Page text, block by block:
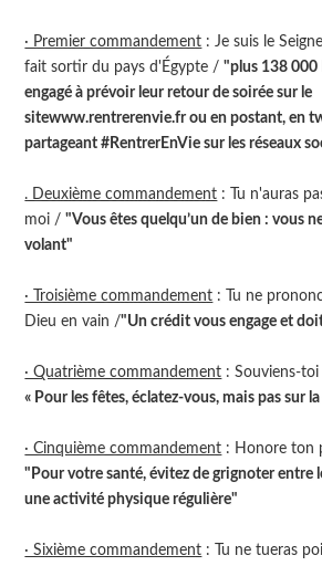
· Premier commandement : Je suis le
fait sortir du pays d'Égypte /"plus 138 000
engagé à prévoir leur retour de soirée sur le
sitewww.rentrerenvie.fr ou en postant, en
partageant #RentrerEnVie sur les réseaux
. Deuxième commandement : Tu n'auras
moi /"Vous êtes quelqu’un de bien : vous
volant"
· Troisième commandement : Tu ne
Dieu en vain /"Un crédit vous engage et
· Quatrième commandement : Souviens-
« Pour les fêtes, éclatez-vous, mais pas sur
· Cinquième commandement : Honore ton
"Pour votre santé, évitez de grignoter entre
une activité physique régulière"
· Sixième commandement : Tu ne tueras